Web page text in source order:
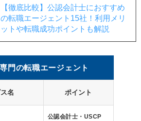
【徹底比較】公認会計士におすすめ
の転職エージェント15社！利用メリ
ットや転職成功ポイントも解説
門の転職エージェント
名 ポイント
公認会計士・USCP